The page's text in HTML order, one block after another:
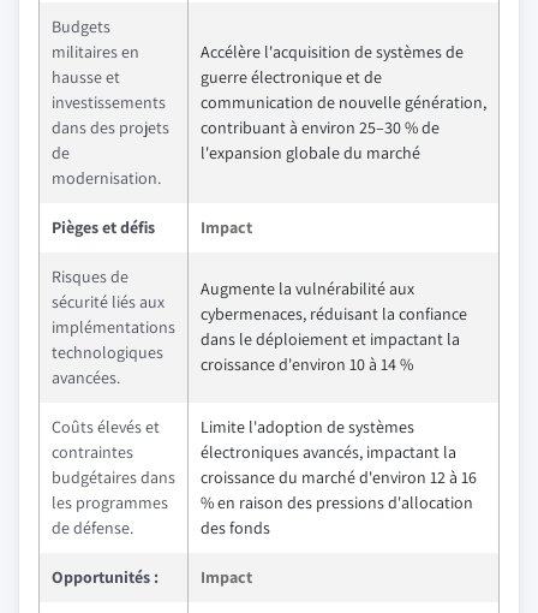
Budgets
militaires en
hausse et
investissements
dans des projets
de
modernisation.
Accélère l'acquisition de systèmes de
guerre électronique et de
communication de nouvelle génération,
contribuant à environ 25–30 % de
l'expansion globale du marché
Pièges et défis Impact
Risques de
sécurité liés aux
implémentations
technologiques
avancées.
Augmente la vulnérabilité aux
cybermenaces, réduisant la confiance
dans le déploiement et impactant la
croissance d'environ 10 à 14 %
Coûts élevés et
contraintes
budgétaires dans
les programmes
de défense.
Limite l'adoption de systèmes
électroniques avancés, impactant la
croissance du marché d'environ 12 à 16
% en raison des pressions d'allocation
des fonds
Opportunités : Impact